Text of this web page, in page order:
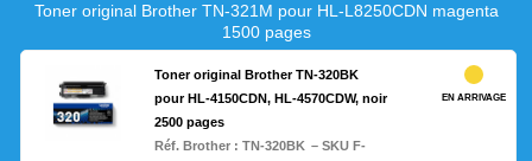
Toner original Brother TN-321M pour HL-L8250CDN magenta
1500 pages
Toner original Brother TN-320BK
pour HL-4150CDN, HL-4570CDW, noir
2500 pages
Réf. Brother :TN-320BK – SKU F-
EN ARRIVAGE